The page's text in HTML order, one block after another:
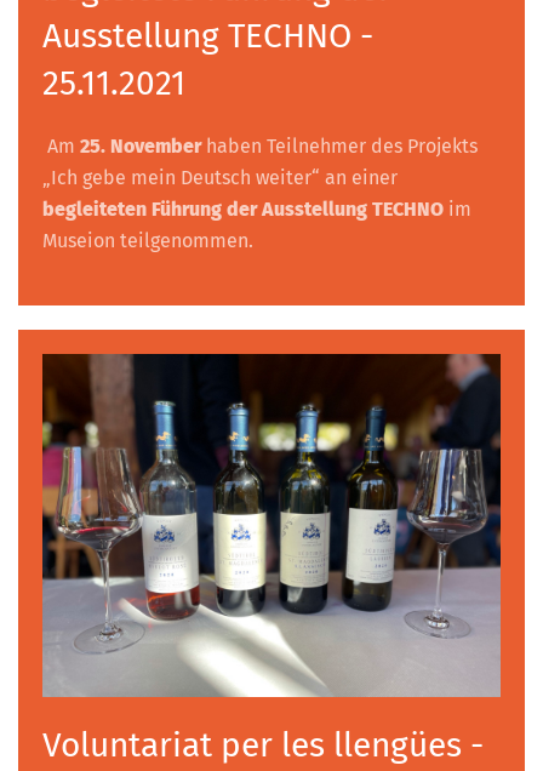
Ausstellung TECHNO -
25.11.2021
Am 25. Novemberhaben Teilnehmer des Projekts
„Ich gebe mein Deutsch weiter“ an einer
begleiteten Führung der Ausstellung TECHNO im
Museion teilgenommen.
Voluntariat per les llengües -